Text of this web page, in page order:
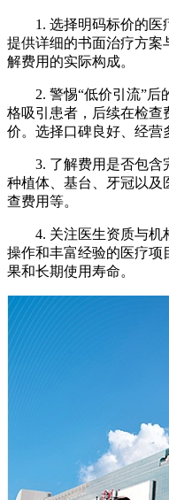
1. 选择明码标价的医
提供详细的书面治疗方案
解费用的实际构成。
2. 警惕“低价引流”后
格吸引患者，后续在检查
价。选择口碑良好、经营
3. 了解费用是否包含
种植体、基台、牙冠以及
查费用等。
4. 关注医生资质与机
操作和丰富经验的医疗项
果和长期使用寿命。